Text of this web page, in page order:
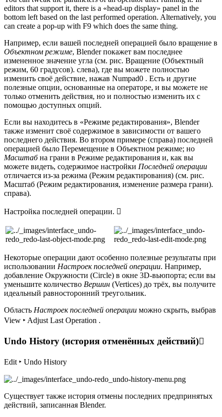
editors that support it, there is a «head-up display» panel in the
bottom left based on the last performed operation. Alternatively, you
can create a pop-up with F9 which does the same thing.
Например, если вашей последней операцией было вращение в
Объектном режиме, Blender покажет вам последнее
измененное значение угла (см. рис. Вращение (Объектный
режим, 60 градусов). слева), где вы можете полностью
изменить своё действие, нажав Numpad0 . Есть и другие
полезные опции, основанные на операторе, и вы можете не
только отменить действия, но и полностью изменить их с
помощью доступных опций.
Если вы находитесь в «Режиме редактирования», Blender
также изменит своё содержимое в зависимости от вашего
последнего действия. Во втором примере (справа) последней
операцией было Перемещение в Объектном режиме; но
Масштабна грани в Режиме редактирования и, как вы
можете видеть, содержимое настройки Последней операции
отличается из-за режима (Режим редактирования) (см. рис.
Масштаб (Режим редактирования, изменение размера грани).
справа).
Настройка последней операции. 
Некоторые операции дают особенно полезные результаты при
использовании Настроек последней операции. Например,
добавление Окружности (Circle) в окне 3D-вьюпорта; если вы
уменьшите количество Вершин (Vertices) до трёх, вы получите
идеальный равносторонний треугольник.
Область Настроек последней операции можно скрыть, выбрав
View ‣ Adjust Last Operation .
Undo History (история отменённых действий)
Edit ‣ Undo History
Существует также история отмены последних предпринятых
действий, записанная Blender.